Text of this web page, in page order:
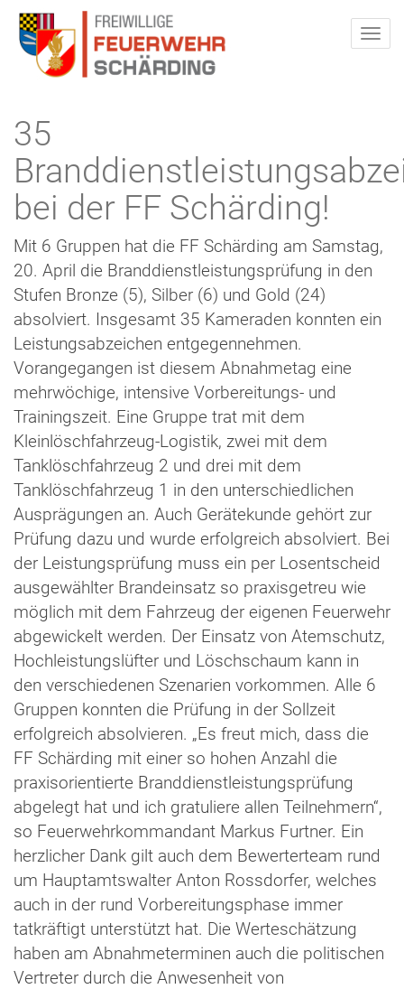
35
bei der FF Schärding!
Mit 6 Gruppen hat die FF Schärding am Samstag,
20. April die Branddienstleistungsprüfung in den
Stufen Bronze (5), Silber (6) und Gold (24)
absolviert. Insgesamt 35 Kameraden konnten ein
Leistungsabzeichen entgegennehmen.
Vorangegangen ist diesem Abnahmetag eine
mehrwöchige, intensive Vorbereitungs- und
Trainingszeit. Eine Gruppe trat mit dem
Kleinlöschfahrzeug-Logistik, zwei mit dem
Tanklöschfahrzeug 2 und drei mit dem
Tanklöschfahrzeug 1 in den unterschiedlichen
Ausprägungen an. Auch Gerätekunde gehört zur
Prüfung dazu und wurde erfolgreich absolviert. Bei
der Leistungsprüfung muss ein per Losentscheid
ausgewählter Brandeinsatz so praxisgetreu wie
möglich mit dem Fahrzeug der eigenen Feuerwehr
abgewickelt werden. Der Einsatz von Atemschutz,
Hochleistungslüfter und Löschschaum kann in
den verschiedenen Szenarien vorkommen. Alle 6
Gruppen konnten die Prüfung in der Sollzeit
erfolgreich absolvieren. „Es freut mich, dass die
FF Schärding mit einer so hohen Anzahl die
praxisorientierte Branddienstleistungsprüfung
abgelegt hat und ich gratuliere allen Teilnehmern“,
so Feuerwehrkommandant Markus Furtner. Ein
herzlicher Dank gilt auch dem Bewerterteam rund
um Hauptamtswalter Anton Rossdorfer, welches
auch in der rund Vorbereitungsphase immer
tatkräftigt unterstützt hat. Die Werteschätzung
haben am Abnahmeterminen auch die politischen
Vertreter durch die Anwesenheit von